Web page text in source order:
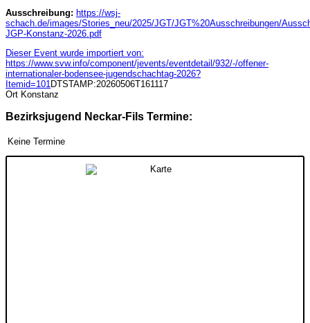
Ausschreibung: https://wsj-
schach.de/images/Stories_neu/2025/JGT/JGT%20Ausschreibungen/
JGP-Konstanz-2026.pdf
Dieser Event wurde importiert von:
https://www.svw.info/component/jevents/eventdetail/932/-/offener-
internationaler-bodensee-jugendschachtag-2026?
Itemid=101DTSTAMP:20260506T161117
Ort Konstanz
Bezirksjugend Neckar-Fils Termine:
Keine Termine